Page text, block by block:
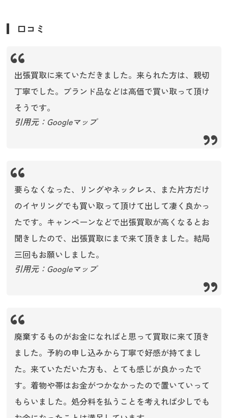
口コミ
出張買取に来ていただきました。来られた方は、親切
丁寧でした。ブランド品などは高価で買い取って頂け
そうです。
引用元：Googleマップ
要らなくなった、リングやネックレス、また片方だけ
のイヤリングでも買い取って頂けて出して凄く良かっ
たです。キャンペーンなどで出張買取が高くなるとお
聞きしたので、出張買取にまで来て頂きました。結局
三回もお願いしました。
引用元：Googleマップ
廃棄するものがお金になればと思って買取に来て頂き
ました。予約の申し込みから丁寧で好感が持てまし
た。来ていただいた方も、とても感じが良かったで
す。着物や帯はお金がつかなかったので置いていって
もらいました。処分料を払うことを考えれば少しでも